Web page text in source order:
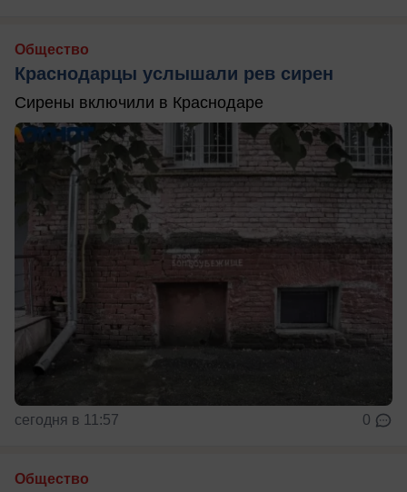
Общество
Краснодарцы услышали рев сирен
Сирены включили в Краснодаре
сегодня в 11:57 0
Общество